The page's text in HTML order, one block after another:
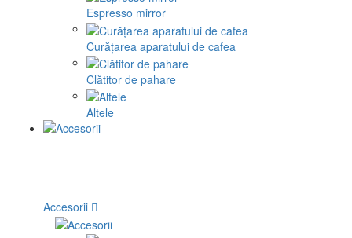
Espresso mirror
Curățarea aparatului de cafea
Clătitor de pahare
Altele
Accesorii